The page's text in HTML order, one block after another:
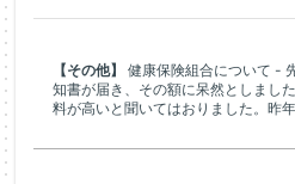
【その他】
健康保険組合について -
知書が届き、その額に呆然としまし
料が高いと聞いてはおりました。昨